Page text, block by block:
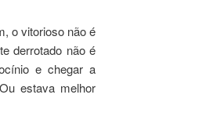
o vitorioso não é
derrotado não é
e chegar a
estava melhor